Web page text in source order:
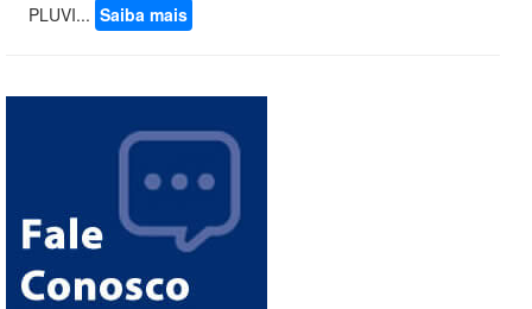
PLUVI... Saiba mais